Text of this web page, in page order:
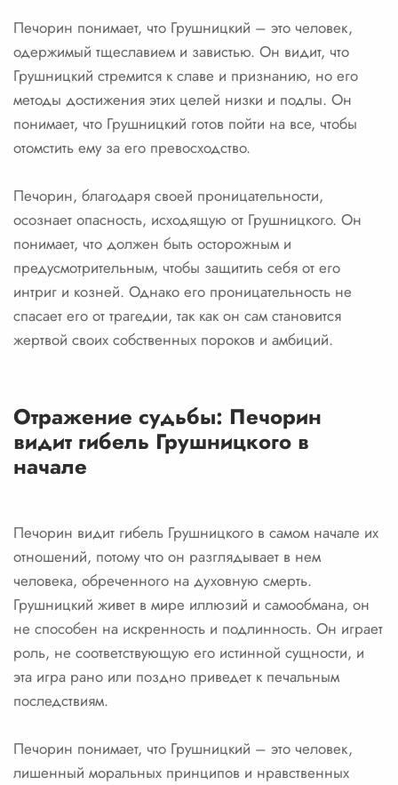
Печорин понимает, что Грушницкий – это человек,
одержимый тщеславием и завистью. Он видит, что
Грушницкий стремится к славе и признанию, но его
методы достижения этих целей низки и подлы. Он
понимает, что Грушницкий готов пойти на все, чтобы
отомстить ему за его превосходство.
Печорин, благодаря своей проницательности,
осознает опасность, исходящую от Грушницкого. Он
понимает, что должен быть осторожным и
предусмотрительным, чтобы защитить себя от его
интриг и козней. Однако его проницательность не
спасает его от трагедии, так как он сам становится
жертвой своих собственных пороков и амбиций.
Отражение судьбы: Печорин
видит гибель Грушницкого в
начале
Печорин видит гибель Грушницкого в самом начале их
отношений, потому что он разглядывает в нем
человека, обреченного на духовную смерть.
Грушницкий живет в мире иллюзий и самообмана, он
не способен на искренность и подлинность. Он играет
роль, не соответствующую его истинной сущности, и
эта игра рано или поздно приведет к печальным
последствиям.
Печорин понимает, что Грушницкий – это человек,
лишенный моральных принципов и нравственных